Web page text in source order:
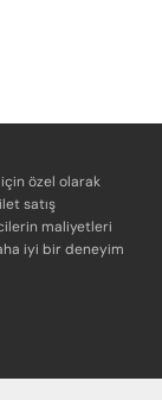
özel olarak
satış
maliyetleri
iyi bir deneyim